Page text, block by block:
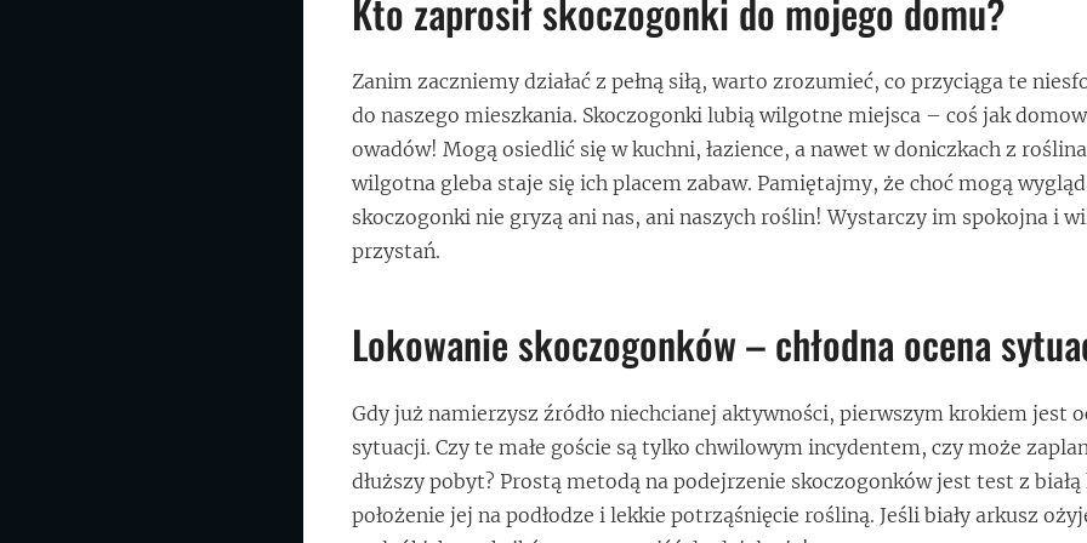
Kto zaprosił skoczogonki do mojego domu?
Zanim zaczniemy działać z pełną siłą, warto zrozumieć, co przyciąga te
do naszego mieszkania. Skoczogonki lubią wilgotne miejsca – coś jak
owadów! Mogą osiedlić się w kuchni, łazience, a nawet w doniczkach z
wilgotna gleba staje się ich placem zabaw. Pamiętajmy, że choć mogą
skoczogonki nie gryzą ani nas, ani naszych roślin! Wystarczy im spokojna i
przystań.
Lokowanie skoczogonków – chłodna ocena
Gdy już namierzysz źródło niechcianej aktywności, pierwszym krokiem jest
sytuacji. Czy te małe goście są tylko chwilowym incydentem, czy może
dłuższy pobyt? Prostą metodą na podejrzenie skoczogonków jest test z
położenie jej na podłodze i lekkie potrząśnięcie rośliną. Jeśli biały arkusz